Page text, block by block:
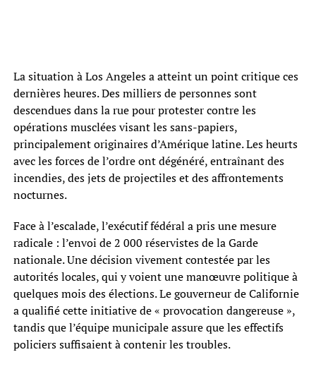
La situation à Los Angeles a atteint un point critique ces
dernières heures. Des milliers de personnes sont
descendues dans la rue pour protester contre les
opérations musclées visant les sans-papiers,
principalement originaires d’Amérique latine. Les heurts
avec les forces de l’ordre ont dégénéré, entraînant des
incendies, des jets de projectiles et des affrontements
nocturnes.
Face à l’escalade, l’exécutif fédéral a pris une mesure
radicale : l’envoi de 2 000 réservistes de la Garde
nationale. Une décision vivement contestée par les
autorités locales, qui y voient une manœuvre politique à
quelques mois des élections. Le gouverneur de Californie
a qualifié cette initiative de « provocation dangereuse »,
tandis que l’équipe municipale assure que les effectifs
policiers suffisaient à contenir les troubles.